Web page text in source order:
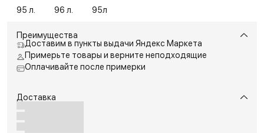
95 л.
96 л. 95л
Преимущества
Доставим в пункты выдачи Яндекс Маркета
Примерьте товары и верните неподходящие
Оплачивайте после примерки
Доставка